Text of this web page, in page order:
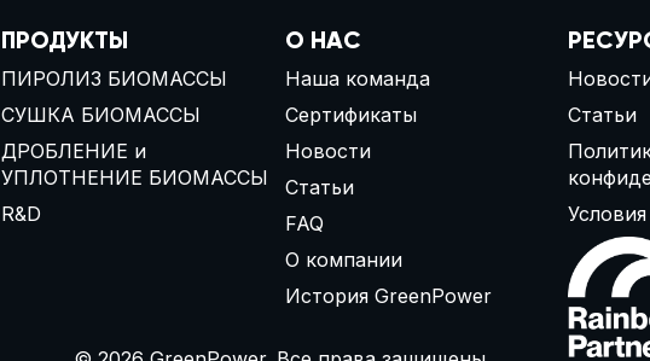
ПРОДУКТЫ
ПИРОЛИЗ БИОМАССЫ
СУШКА БИОМАССЫ
ДРОБЛЕНИЕ и
УПЛОТНЕНИЕ БИОМАССЫ
R&D
О НАС
Наша команда
Сертификаты
Новости
Статьи
FAQ
О компании
История GreenPower
Статьи